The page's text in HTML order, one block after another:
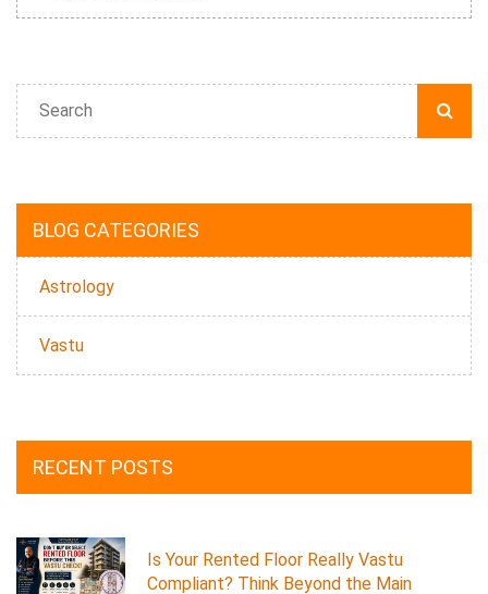
BLOG CATEGORIES
Astrology
Vastu
RECENT POSTS
Is Your Rented Floor Really Vastu
Compliant? Think Beyond the Main